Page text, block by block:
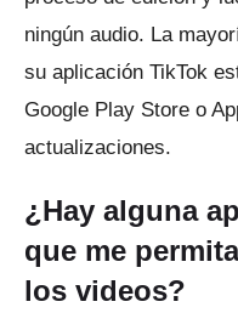
ningún audio. La
su aplicación TikTok
Google Play Store o
actualizaciones.
¿Hay alguna
que me
los videos?